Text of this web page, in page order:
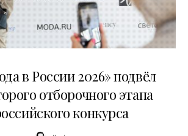
в России 2026» подвёл
отборочного этапа
конкурса